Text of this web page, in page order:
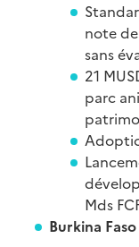
note
sans
21
parc
Mds
Burkina Faso